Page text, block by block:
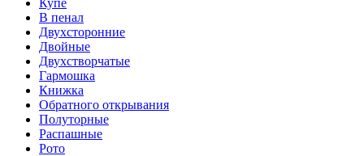
Купе
В пенал
Двухсторонние
Двойные
Двухстворчатые
Гармошка
Книжка
Обратного открывания
Полуторные
Распашные
Рото